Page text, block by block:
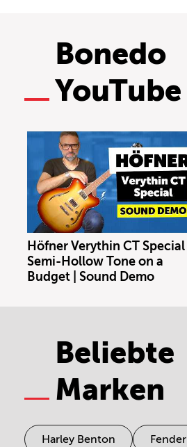
Bonedo
YouTube
Höfner Verythin CT Special |
Semi-Hollow Tone on a
Budget | Sound Demo
Beliebte
Marken
Harley Benton Fender